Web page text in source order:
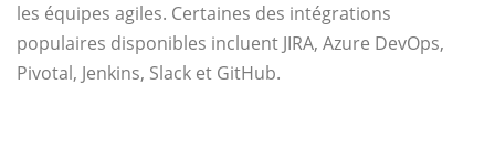
les équipes agiles. Certaines des intégrations
populaires disponibles incluent JIRA, Azure DevOps,
Pivotal, Jenkins, Slack et GitHub.